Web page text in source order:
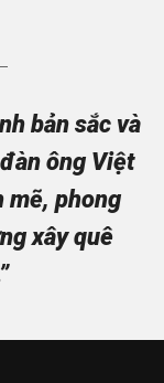
bản sắc và
ông Việt
mẽ, phong
xây quê